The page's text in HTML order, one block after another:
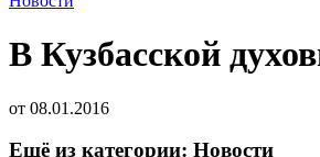
В Кузбасской
от 08.01.2016
Ещё из категории: Новости